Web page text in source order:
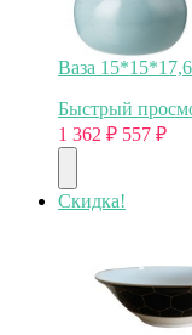
Ваза
Быстрый
1 362 ₽ 557 ₽
Скидка!